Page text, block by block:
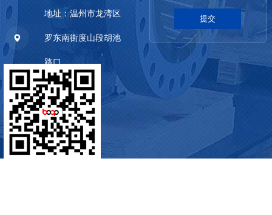
地址：温州市龙湾区
罗东南街度山段胡池
路口